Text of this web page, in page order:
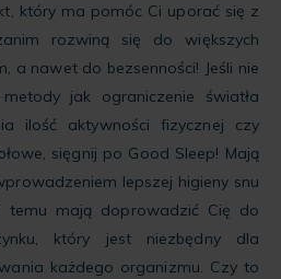
który ma pomóc Ci uporać się z
rozwiną się do większych
a nawet do bezsenności! Jeśli nie
jak ograniczenie światła
ilość aktywności fizycznej czy
sięgnij po Good Sleep! Mają
lepszej higieny snu
temu mają doprowadzić Cię do
który jest niezbędny dla
każdego organizmu. Czy to